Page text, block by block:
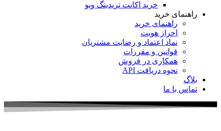
خرید اکانت تریدینگ ویو
راهنمای خرید
راهنمای خرید
احراز هویت
نماد اعتماد و رضایت مشتریان
قوانین و مقررات
همکاری در فروش
نحوه دریافت API
بلاگ
تماس با ما